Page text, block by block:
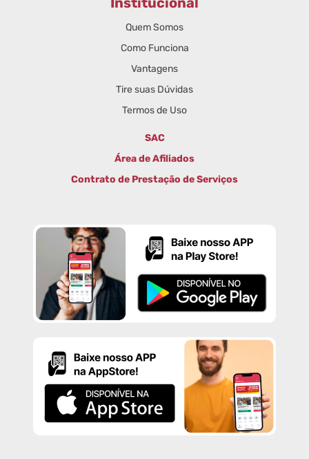
Quem Somos
Como Funciona
Vantagens
Tire suas Dúvidas
Termos de Uso
SAC
Área de Afiliados
Contrato de Prestação de Serviços